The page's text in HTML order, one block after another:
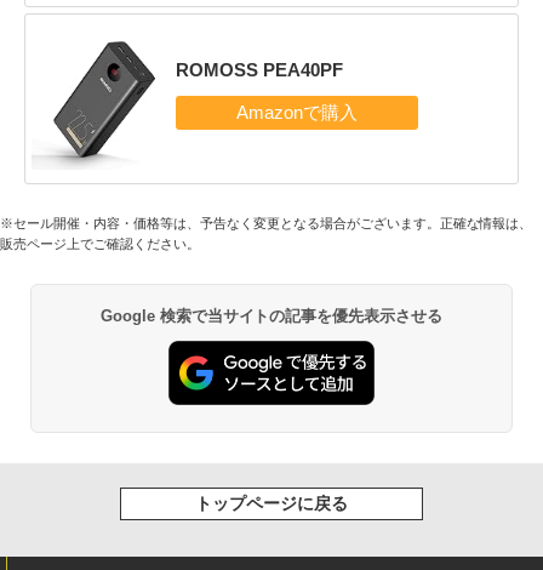
ROMOSS PEA40PF
※セール開催・内容・価格等は、予告なく変更となる場合がございます。正確な情報は、
販売ページ上でご確認ください。
Google 検索で当サイトの記事を優先表示させる
トップページに戻る